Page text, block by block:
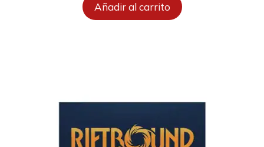
Añadir al carrito